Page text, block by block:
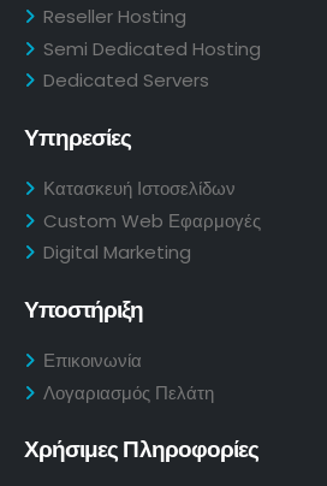
Reseller Hosting
Semi Dedicated Hosting
Dedicated Servers
Υπηρεσίες
Κατασκευή Ιστοσελίδων
Custom Web Εφαρμογές
Digital Marketing
Υποστήριξη
Επικοινωνία
Λογαριασμός Πελάτη
Χρήσιμες Πληροφορίες